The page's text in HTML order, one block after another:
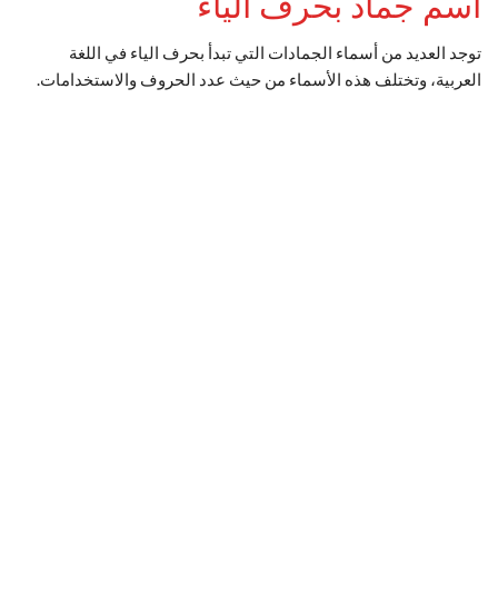
توجد العديد من أسماء الجمادات التي تبدأ بحرف الياء في اللغة
العربية، وتختلف هذه الأسماء من حيث عدد الحروف والاستخدامات.